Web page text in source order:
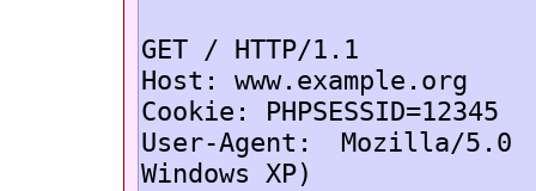
GET / HTTP/1.1
Host: www.example.org
Cookie: PHPSESSID=12345
User-Agent: Mozilla/
Windows XP)